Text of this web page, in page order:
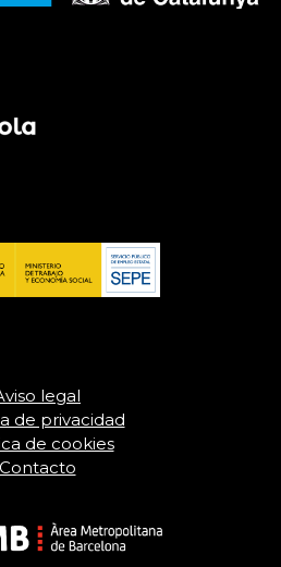
legal
de privacidad
de cookies
Contacto